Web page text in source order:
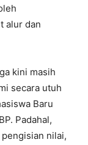
alur dan
kini masih
secara utuh
Baru
Padahal,
nilai,